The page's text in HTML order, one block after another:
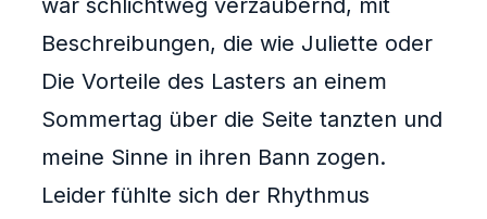
war schlichtweg verzaubernd, mit
Beschreibungen, die wie Juliette oder
Die Vorteile des Lasters an einem
Sommertag über die Seite tanzten und
meine Sinne in ihren Bann zogen.
Leider fühlte sich der Rhythmus